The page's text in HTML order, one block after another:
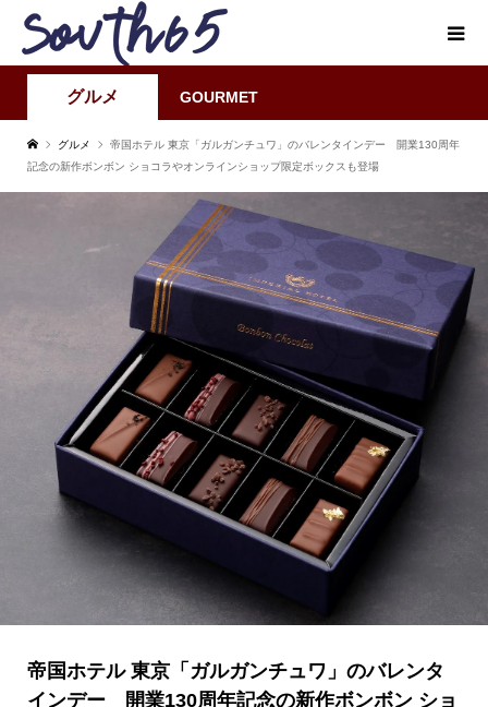
グルメ GOURMET
グルメ
帝国ホテル 東京「ガルガンチュワ」のバレンタインデー 開業130周年
記念の新作ボンボン ショコラやオンラインショップ限定ボックスも登場
帝国ホテル 東京「ガルガンチュワ」のバレンタ
インデー 開業130周年記念の新作ボンボン ショ